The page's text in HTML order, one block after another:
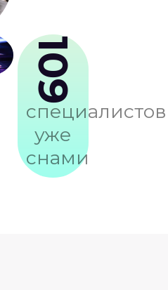
109
специалистов
уже
снами